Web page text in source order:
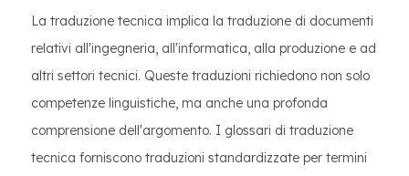
La traduzione tecnica implica la traduzione di documenti
relativi all'ingegneria, all'informatica, alla produzione e ad
altri settori tecnici. Queste traduzioni richiedono non solo
competenze linguistiche, ma anche una profonda
comprensione dell'argomento. I glossari di traduzione
tecnica forniscono traduzioni standardizzate per termini